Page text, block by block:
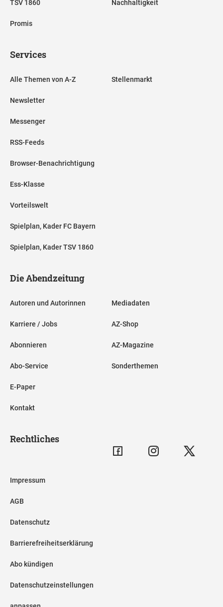
TSV 1860
Promis
Nachhaltigkeit
Services
Alle Themen von A-Z
Newsletter
Messenger
RSS-Feeds
Browser-Benachrichtigung
Ess-Klasse
Vorteilswelt
Spielplan, Kader FC Bayern
Spielplan, Kader TSV 1860
Stellenmarkt
Die Abendzeitung
Autoren und Autorinnen
Karriere / Jobs
Abonnieren
Abo-Service
E-Paper
Kontakt
Mediadaten
AZ-Shop
AZ-Magazine
Sonderthemen
Rechtliches
Impressum
AGB
Datenschutz
Barrierefreiheitserklärung
Abo kündigen
Datenschutzeinstellungen